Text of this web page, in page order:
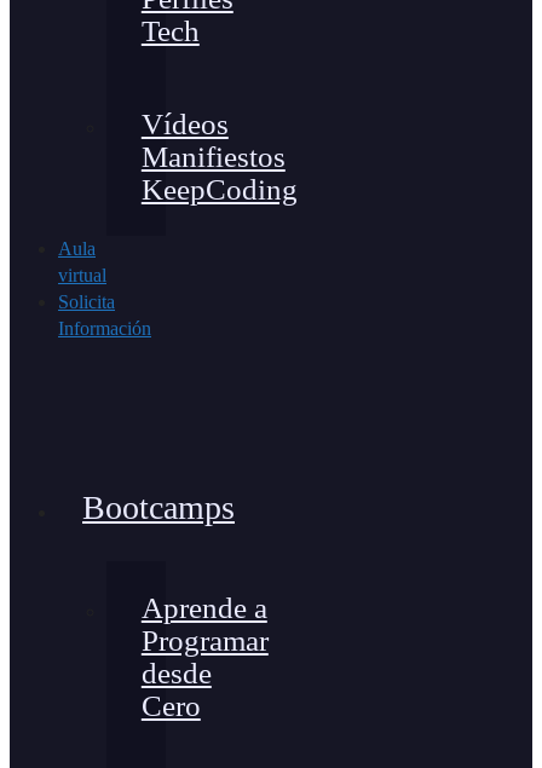
Tech
Vídeos
Manifiestos
KeepCoding
Aula
virtual
Solicita
Información
Bootcamps
Aprende a
Programar
desde
Cero